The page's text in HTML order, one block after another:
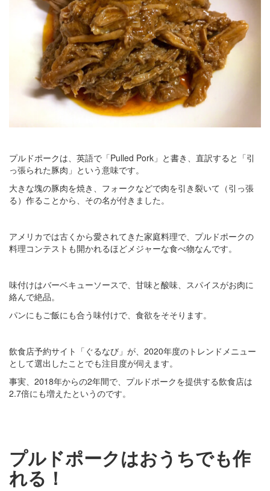
プルドポークは、英語で「Pulled Pork」と書き、直訳すると「引
っ張られた豚肉」という意味です。
大きな塊の豚肉を焼き、フォークなどで肉を引き裂いて（引っ張
る）作ることから、その名が付きました。
アメリカでは古くから愛されてきた家庭料理で、プルドポークの
料理コンテストも開かれるほどメジャーな食べ物なんです。
味付けはバーベキューソースで、甘味と酸味、スパイスがお肉に
絡んで絶品。
パンにもご飯にも合う味付けで、食欲をそそります。
飲食店予約サイト「ぐるなび」が、2020年度のトレンドメニュー
として選出したことでも注目度が伺えます。
事実、2018年からの2年間で、プルドポークを提供する飲食店は
2.7倍にも増えたというのです。
プルドポークはおうちでも作
れる！